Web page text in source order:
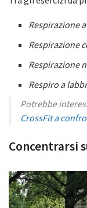
Respirazione
Respirazione
Respirazione
Respiro a
Potrebbe
CrossFit a
Concentrarsi